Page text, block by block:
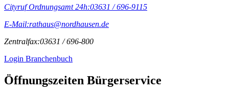
Cityruf Ordnungsamt 24h:03631 / 696-9115
E-Mail:rathaus@nordhausen.de
Zentralfax:03631 / 696-800
Login Branchenbuch
Öffnungs­zeiten Bürgerservice